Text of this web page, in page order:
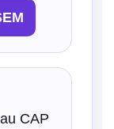
CAP